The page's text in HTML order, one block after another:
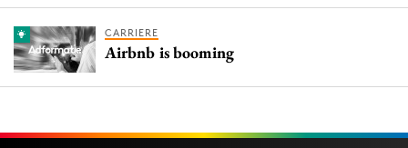
CARRIERE
Airbnb is booming